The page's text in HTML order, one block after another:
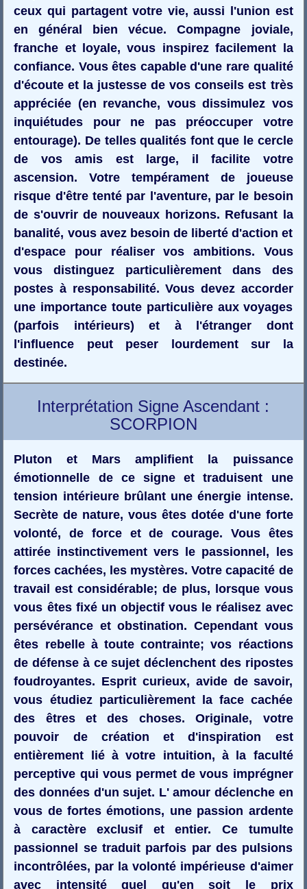
ceux qui partagent votre vie, aussi l'union est
en général bien vécue. Compagne joviale,
franche et loyale, vous inspirez facilement la
confiance. Vous êtes capable d'une rare qualité
d'écoute et la justesse de vos conseils est très
appréciée (en revanche, vous dissimulez vos
inquiétudes pour ne pas préoccuper votre
entourage). De telles qualités font que le cercle
de vos amis est large, il facilite votre
ascension. Votre tempérament de joueuse
risque d'être tenté par l'aventure, par le besoin
de s'ouvrir de nouveaux horizons. Refusant la
banalité, vous avez besoin de liberté d'action et
d'espace pour réaliser vos ambitions. Vous
vous distinguez particulièrement dans des
postes à responsabilité. Vous devez accorder
une importance toute particulière aux voyages
(parfois intérieurs) et à l'étranger dont
l'influence peut peser lourdement sur la
destinée.
Interprétation Signe Ascendant :
SCORPION
Pluton et Mars amplifient la puissance
émotionnelle de ce signe et traduisent une
tension intérieure brûlant une énergie intense.
Secrète de nature, vous êtes dotée d'une forte
volonté, de force et de courage. Vous êtes
attirée instinctivement vers le passionnel, les
forces cachées, les mystères. Votre capacité de
travail est considérable; de plus, lorsque vous
vous êtes fixé un objectif vous le réalisez avec
persévérance et obstination. Cependant vous
êtes rebelle à toute contrainte; vos réactions
de défense à ce sujet déclenchent des ripostes
foudroyantes. Esprit curieux, avide de savoir,
vous étudiez particulièrement la face cachée
des êtres et des choses. Originale, votre
pouvoir de création et d'inspiration est
entièrement lié à votre intuition, à la faculté
perceptive qui vous permet de vous imprégner
des données d'un sujet. L' amour déclenche en
vous de fortes émotions, une passion ardente
à caractère exclusif et entier. Ce tumulte
passionnel se traduit parfois par des pulsions
incontrôlées, par la volonté impérieuse d'aimer
avec intensité quel qu'en soit le prix